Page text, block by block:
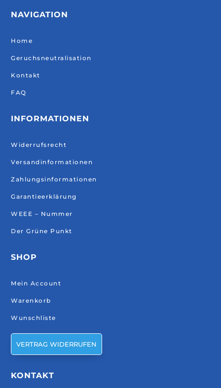
NAVIGATION
Home
Geruchsneutralisation
Kontakt
FAQ
INFORMATIONEN
Widerrufsrecht
Versandinformationen
Zahlungsinformationen
Garantieerklärung
WEEE – Nummer
Der Grüne Punkt
SHOP
Mein Account
Warenkorb
Wunschliste
VERTRAG WIDERRUFEN
KONTAKT